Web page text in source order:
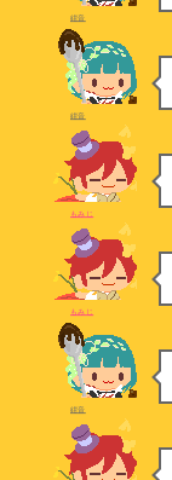
紺音
紺音
もみじ
もみじ
紺音